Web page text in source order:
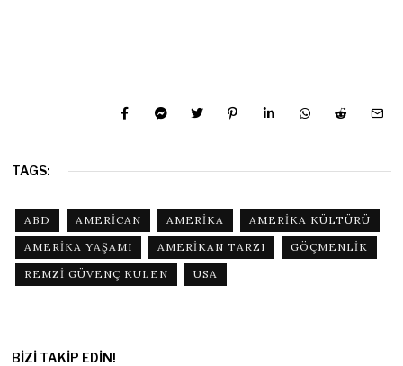
TAGS:
ABD AMERICAN AMERIKA
AMERIKA KÜLTÜRÜ
AMERIKA YAŞAMI
AMERIKAN TARZI
GÖÇMENLIK
REMZI GÜVENÇ KULEN
USA
BIZI TAKIP EDIN!